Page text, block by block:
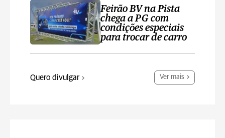
Feirão BV na Pista
chega a PG com
condições especiais
para trocar de carro
Quero divulgar Ver mais